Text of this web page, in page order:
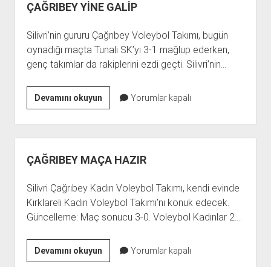
ÇAĞRIBEY YİNE GALİP
Silivri’nin gururu Çağrıbey Voleybol Takımı, bugün
oynadığı maçta Tunalı SK’yı 3-1 mağlup ederken,
genç takımlar da rakiplerini ezdi geçti. Silivri’nin…
Devamını okuyunÇAĞRIBEY
YİNE
GALİP
Yorumlar kapalı
ÇAĞRIBEY MAÇA HAZIR
Silivri Çağrıbey Kadın Voleybol Takımı, kendi evinde
Kırklareli Kadın Voleybol Takımı’nı konuk edecek.
Güncelleme: Maç sonucu 3-0. Voleybol Kadınlar 2.…
Devamını okuyunÇAĞRIBEY
MAÇA
Yorumlar kapalı